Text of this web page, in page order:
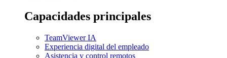
Capacidades principales
TeamViewer IA
Experiencia digital del empleado
Asistencia y control remotos